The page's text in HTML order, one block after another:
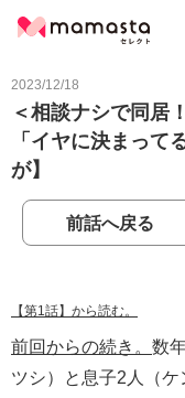
2023/12/18
＜相談ナシで同
「イヤに決まって
が】
前話へ戻る
【第1話】から読む。
前回からの続き。 数
ツシ）と息子2人（